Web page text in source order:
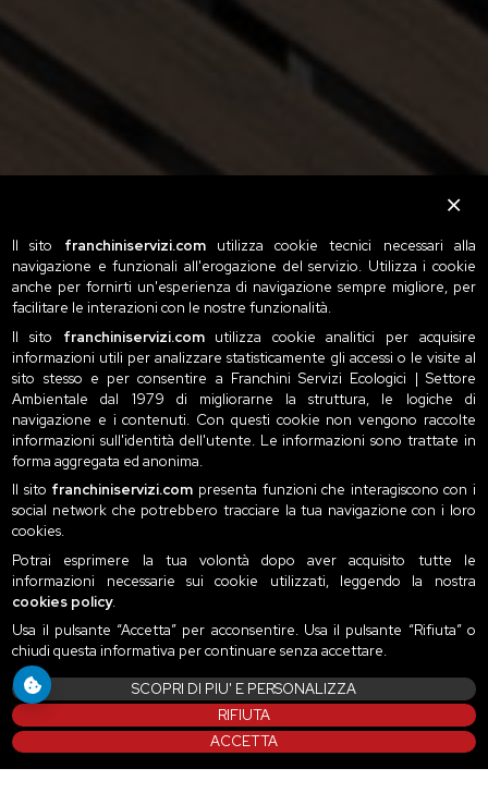
Il sito franchiniservizi.comutilizza cookie tecnici necessari alla
navigazione e funzionali all'erogazione del servizio. Utilizza i cookie
anche per fornirti un'esperienza di navigazione sempre migliore, per
facilitare le interazioni con le nostre funzionalità.
Il sito franchiniservizi.comutilizza cookie analitici per acquisire
informazioni utili per analizzare statisticamente gli accessi o le visite al
sito stesso e per consentire a Franchini Servizi Ecologici | Settore
Ambientale dal 1979 di migliorarne la struttura, le logiche di
navigazione e i contenuti. Con questi cookie non vengono raccolte
informazioni sull'identità dell'utente. Le informazioni sono trattate in
forma aggregata ed anonima.
Il sito franchiniservizi.com presenta funzioni che interagiscono con i
social network che potrebbero tracciare la tua navigazione con i loro
cookies.
Potrai esprimere la tua volontà dopo aver acquisito tutte le
informazioni necessarie sui cookie utilizzati, leggendo la nostra
cookies policy.
Usa il pulsante “Accetta” per acconsentire. Usa il pulsante “Rifiuta” o
chiudi questa informativa per continuare senza accettare.
SCOPRI DI PIU' E PERSONALIZZA
RIFIUTA
ACCETTA